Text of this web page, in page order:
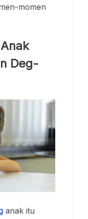
momen
Deg-
anak itu